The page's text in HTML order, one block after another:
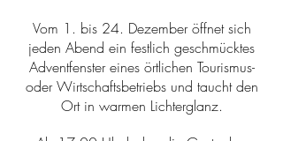
Vom 1. bis 24. Dezember öffnet sich
jeden Abend ein festlich geschmücktes
Adventfenster eines örtlichen Tourismus-
oder Wirtschaftsbetriebs und taucht den
Ort in warmen Lichterglanz.